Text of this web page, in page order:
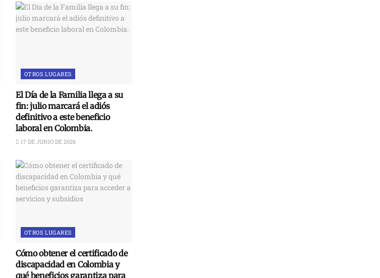
OTROS LUGARES
El Día de la Familia llega a su
fin: julio marcará el adiós
definitivo a este beneficio
laboral en Colombia.
17 DE JUNIO DE 2026
OTROS LUGARES
Cómo obtener el certificado de
discapacidad en Colombia y
qué beneficios garantiza para